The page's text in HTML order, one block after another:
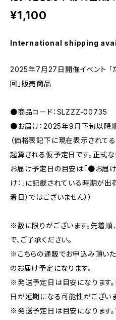
¥1,100
International shipping
2025年7月27日開催イベント 「
回」販売商品
●商品コード：SLZZZ-00735
●お届け：2025年9月下旬以降
（価格表記下に現在表示されて
起算される仮予定日です。正式
お届け予定日の目安は「●お届け
け：」に記載されている時期が出
着日）ではございません））
※数に限りがございます。先着順
で、ご了承ください。
※こちらの通販でお申込み頂い
のお届け予定になります。
※発送予定日は目安になります
日が延期になる可能性がございま
※発送予定日は目安になります